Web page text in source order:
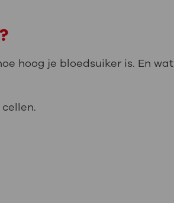
hoog je bloedsuiker is. En wat